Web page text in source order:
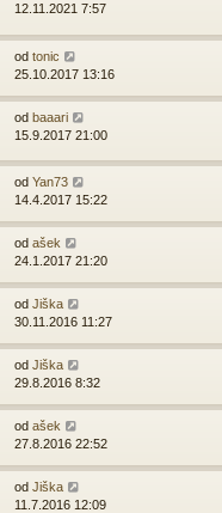
12.11.2021 7:57
od tonic
25.10.2017 13:16
od baaari
15.9.2017 21:00
od Yan73
14.4.2017 15:22
od ašek
24.1.2017 21:20
od Jiška
30.11.2016 11:27
od Jiška
29.8.2016 8:32
od ašek
27.8.2016 22:52
od Jiška
11.7.2016 12:09